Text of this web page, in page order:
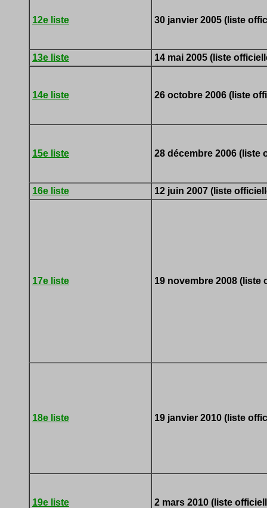
12e liste 30 janvier 2005 (liste
13e liste 14 mai 2005 (liste
14e liste 26 octobre 2006 (liste
15e liste 28 décembre 2006 (liste
16e liste 12 juin 2007 (liste
17e liste 19 novembre 2008 (liste
18e liste 19 janvier 2010 (liste
19e liste 2 mars 2010 (liste